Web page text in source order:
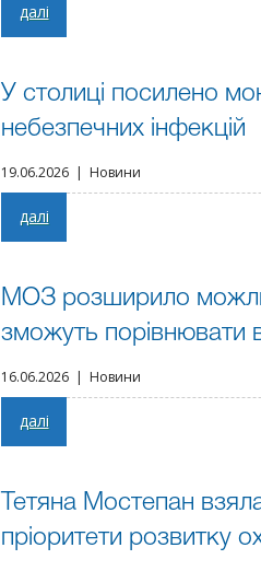
далі
У столиці посилено
небезпечних інфекцій
19.06.2026 | Новини
далі
МОЗ розширило
зможуть порівнювати
16.06.2026 | Новини
далі
Тетяна Мостепан
пріоритети розвитку